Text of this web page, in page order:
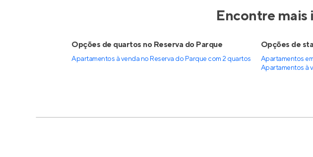
Encontre mais
Opções de quartos no Reserva do Parque
Apartamentos à venda no Reserva do Parque com 2 quartos
Opções de
Apartamentos
Apartamentos à